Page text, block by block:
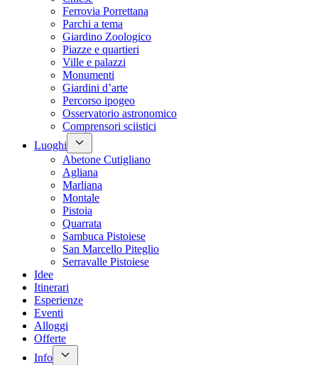
Ferrovia Porrettana
Parchi a tema
Giardino Zoologico
Piazze e quartieri
Ville e palazzi
Monumenti
Giardini d’arte
Percorso ipogeo
Osservatorio astronomico
Comprensori sciistici
Luoghi
Abetone Cutigliano
Agliana
Marliana
Montale
Pistoia
Quarrata
Sambuca Pistoiese
San Marcello Piteglio
Serravalle Pistoiese
Idee
Itinerari
Esperienze
Eventi
Alloggi
Offerte
Info